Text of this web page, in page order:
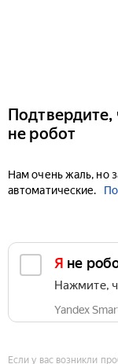
Подтвердите,
не робот
Нам очень жаль, но
автоматические.
Я не
Нажмите,
Yandex
Если у вас возникли